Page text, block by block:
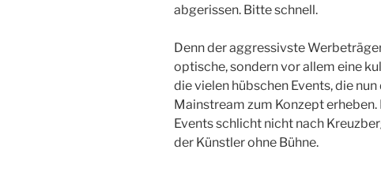
abgerissen. Bitte schnell.
Denn der aggressivste
optische, sondern vor allem eine
die vielen hübschen Events, die
Mainstream zum Konzept
Events schlicht nicht nach
der Künstler ohne Bühne.